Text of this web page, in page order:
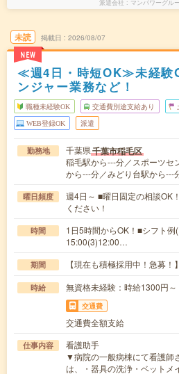
派遣会社 マンパワーグル
未読
NEW
掲載日 2026/08/07
≪週4日・時短OK≫未経験
ンジャー業務など！
職種未経験OK 交通費別途支給あり
WEB登録OK 派遣
勤務地 千葉県千葉市稲毛区
稲毛駅から---分／スポーツセ
から---分／みどり台駅から---
曜日頻度
週4日～ ■曜日固定の相談OK
ください！
時間
1日5時間からOK！■シフト
15:00(3)12:00…
期間 【現在も積極採用中！急募！
時給 無資格未経験：時給1300円
交通費
交通費全額支給
仕事内容
看護助手
▼病院の一般病棟にて看護師
は、・器具の洗浄・ベット